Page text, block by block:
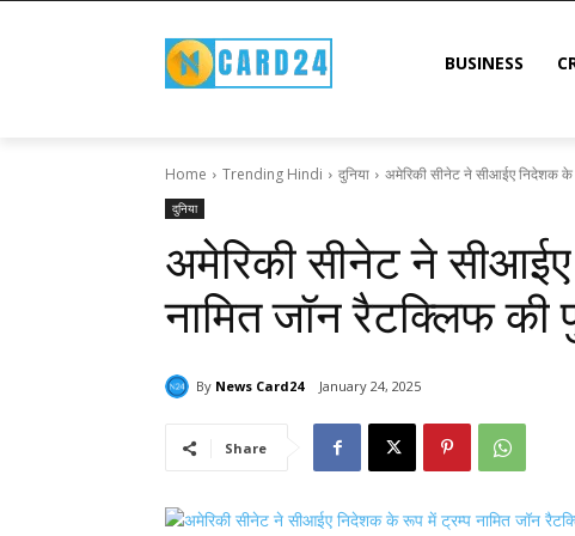
BUSINESS
Home Trending Hindi दुनिया अमेरिकी सीनेट ने सीआईए निदेशक के
दुनिया
अमेरिकी सीनेट ने
नामित जॉन रैटक्लिफ की
By News Card24 January 24, 2025
Share